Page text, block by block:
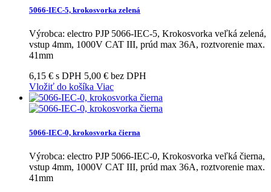
5066-IEC-5, krokosvorka zelená
Výrobca: electro PJP 5066-IEC-5, Krokosvorka veľká zelená,
vstup 4mm, 1000V CAT III, prúd max 36A, roztvorenie max.
41mm
6,15 € s DPH 5,00 € bez DPH
Vložiť do košíka Viac
5066-IEC-0, krokosvorka čierna
Výrobca: electro PJP 5066-IEC-0, Krokosvorka veľká čierna,
vstup 4mm, 1000V CAT III, prúd max 36A, roztvorenie max.
41mm